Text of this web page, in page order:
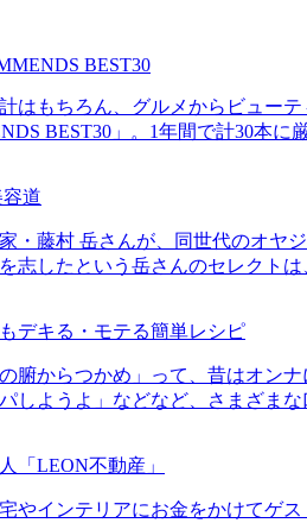
BEST30
はもちろん、グルメからビュー
BEST30」。1年間で計30本
道
・藤村 岳さんが、同世代のオヤ
志したという岳さんのセレクト
デキる・モテる簡単レシピ
の腑からつかめ」って、昔はオン
しようよ」などなど、さまざま
「LEON不動産」
やインテリアにお金をかけてゲ